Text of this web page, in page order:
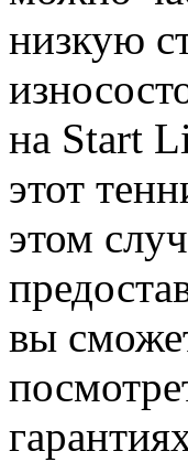
низкую
на Start
этот
этом
вы